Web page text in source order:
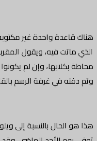
واحدة غير مكتوبة، وهو
فيه، ويقول المقربون من
في غرفة الرسم بالقلعة.
بالنسبة إلى ويلو، آخر